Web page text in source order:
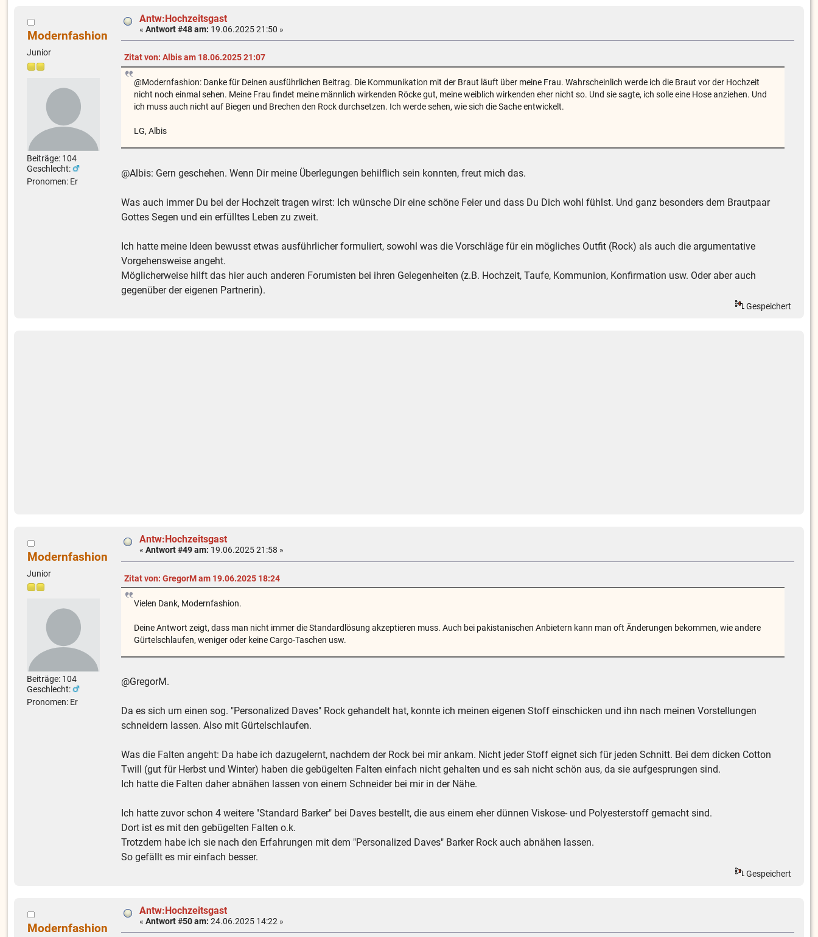
Modernfashion
Junior
Beiträge: 104
Geschlecht:
Pronomen: Er
Antw:Hochzeitsgast
«Antwort #48 am: 19.06.2025 21:50 »
Zitat von: Albis am 18.06.2025 21:07
@Modernfashion: Danke für Deinen ausführlichen Beitrag. Die Kommunikation mit der Braut läuft über meine Frau. Wahrscheinlich werde ich die Braut vor der Hochzeit
nicht noch einmal sehen. Meine Frau findet meine männlich wirkenden Röcke gut, meine weiblich wirkenden eher nicht so. Und sie sagte, ich solle eine Hose anziehen. Und
ich muss auch nicht auf Biegen und Brechen den Rock durchsetzen. Ich werde sehen, wie sich die Sache entwickelt.
LG, Albis
@Albis: Gern geschehen. Wenn Dir meine Überlegungen behilflich sein konnten, freut mich das.
Was auch immer Du bei der Hochzeit tragen wirst: Ich wünsche Dir eine schöne Feier und dass Du Dich wohl fühlst. Und ganz besonders dem Brautpaar
Gottes Segen und ein erfülltes Leben zu zweit.
Ich hatte meine Ideen bewusst etwas ausführlicher formuliert, sowohl was die Vorschläge für ein mögliches Outfit (Rock) als auch die argumentative
Vorgehensweise angeht.
Möglicherweise hilft das hier auch anderen Forumisten bei ihren Gelegenheiten (z.B. Hochzeit, Taufe, Kommunion, Konfirmation usw. Oder aber auch
gegenüber der eigenen Partnerin).
Gespeichert
Modernfashion
Junior
Beiträge: 104
Geschlecht:
Pronomen: Er
Antw:Hochzeitsgast
«Antwort #49 am: 19.06.2025 21:58 »
Zitat von: GregorM am 19.06.2025 18:24
Vielen Dank, Modernfashion.
Deine Antwort zeigt, dass man nicht immer die Standardlösung akzeptieren muss. Auch bei pakistanischen Anbietern kann man oft Änderungen bekommen, wie andere
Gürtelschlaufen, weniger oder keine Cargo-Taschen usw.
@GregorM.
Da es sich um einen sog. "Personalized Daves" Rock gehandelt hat, konnte ich meinen eigenen Stoff einschicken und ihn nach meinen Vorstellungen
schneidern lassen. Also mit Gürtelschlaufen.
Was die Falten angeht: Da habe ich dazugelernt, nachdem der Rock bei mir ankam. Nicht jeder Stoff eignet sich für jeden Schnitt. Bei dem dicken Cotton
Twill (gut für Herbst und Winter) haben die gebügelten Falten einfach nicht gehalten und es sah nicht schön aus, da sie aufgesprungen sind.
Ich hatte die Falten daher abnähen lassen von einem Schneider bei mir in der Nähe.
Ich hatte zuvor schon 4 weitere "Standard Barker" bei Daves bestellt, die aus einem eher dünnen Viskose- und Polyesterstoff gemacht sind.
Dort ist es mit den gebügelten Falten o.k.
Trotzdem habe ich sie nach den Erfahrungen mit dem "Personalized Daves" Barker Rock auch abnähen lassen.
So gefällt es mir einfach besser.
Gespeichert
Modernfashion
Antw:Hochzeitsgast
«Antwort #50 am: 24.06.2025 14:22 »